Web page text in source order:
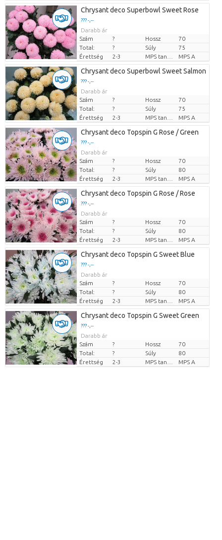
Chrysant deco Superbowl Sweet Rose
??? -,--
Darabb ár
Szám
? Hossz
70
Total:
? Súly
75
Érettség
2-3 MPS A
Chrysant deco Superbowl Sweet Salmon
??? -,--
Darabb ár
Szám
? Hossz
70
Total:
? Súly
75
Érettség
2-3 MPS A
Chrysant deco Topspin G Rose / Green
??? -,--
Darabb ár
Szám
? Hossz
70
Total:
? Súly
80
Érettség
2-3 MPS A
Chrysant deco Topspin G Rose / Rose
??? -,--
Darabb ár
Szám
? Hossz
70
Total:
? Súly
80
Érettség
2-3 MPS A
Chrysant deco Topspin G Sweet Blue
??? -,--
Darabb ár
Szám
? Hossz
70
Total:
? Súly
80
Érettség
2-3 MPS A
Chrysant deco Topspin G Sweet Green
??? -,--
Darabb ár
Szám
? Hossz
70
Total:
? Súly
80
Érettség
2-3 MPS A